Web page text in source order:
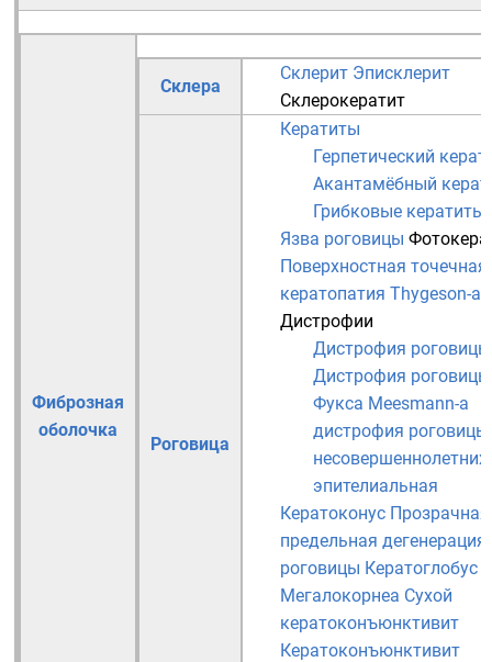
Фиброзная
оболочка
Склера
Склерит Эписклерит
Склерокератит
Роговица
Кератиты
Герпетический
Акантамёбный
Грибковые кератиты
Язва роговицы
Поверхностная точечная
кератопатия Thygeson-а
Дистрофии
Дистрофия роговицы
Дистрофия роговицы
Фукса Meesmann-а
дистрофия роговицы
несовершеннолетних
эпителиальная
Кератоконус Прозрачная
предельная дегенерация
роговицы Кератоглобус
Мегалокорнеа Сухой
кератоконъюнктивит
Кератоконъюнктивит